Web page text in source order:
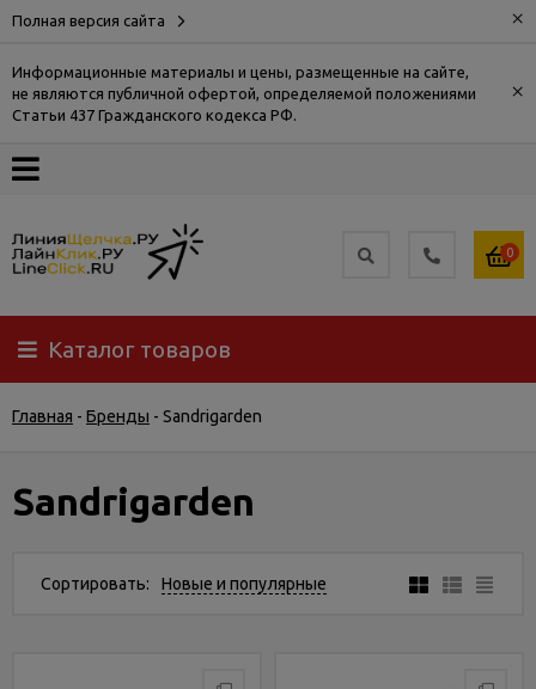
Полная версия сайта ×
Информационные материалы и цены, размещенные на сайте,
не являются публичной офертой, определяемой положениями
Статьи 437 Гражданского кодекса РФ.
×
О
Доставка
Самовывоз
Гарантия
сервис
0
Каталог товаров
Главная - Бренды - Sandrigarden
Sandrigarden
Сортировать: Новые и популярные